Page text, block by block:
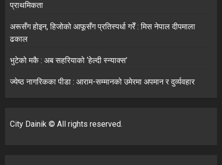
प्राथमिकता
अरूसँग होइन, हिजोको आफूसँग प्रतिस्पर्धा गरेँ : मिस नेपाल दीपमाला
ढकाल
भुटेको मकै : अब सहरियाको ‘हेल्दी स्न्याक्स’
ज्येष्ठ नागरिकका पीडा : आराम-सम्मानको उमेरमा अपमान र दुर्व्यवहार
City Dainik © All rights reserved.